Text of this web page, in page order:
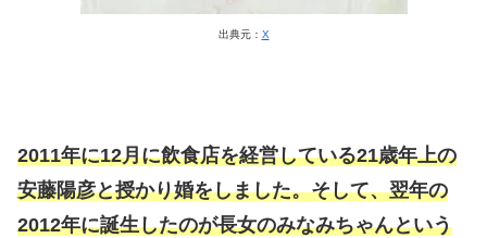
出典元： X
2011年に12月に飲食店を経営している21歳年上の
安藤陽彦と授かり婚をしました。そして、翌年の
2012年に誕生したのが長女のみなみちゃんという